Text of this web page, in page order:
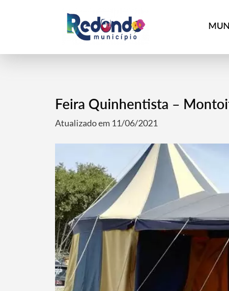
Feira Quinhentista –
Atualizado em 11/06/2021